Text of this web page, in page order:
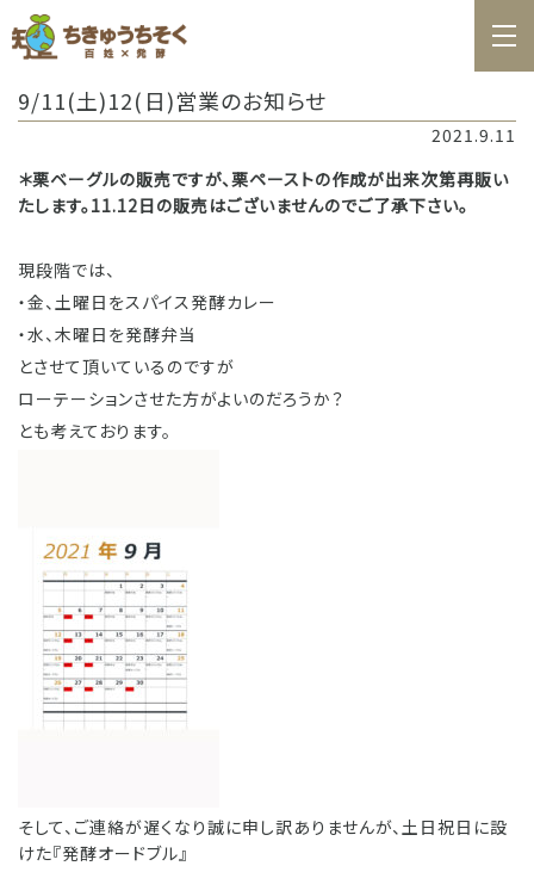
百姓日記
お知らせ
商品の購入
9/11(土)12(日)営業のお知らせ
2021.9.11
＊栗ベーグルの販売ですが、栗ペーストの作成が出来次第再販い
たします。11.12日の販売はございませんのでご了承下さい。
現段階では、
・金、土曜日をスパイス発酵カレー
・水、木曜日を発酵弁当
とさせて頂いているのですが
ローテーションさせた方がよいのだろうか？
とも考えております。
そして、ご連絡が遅くなり誠に申し訳ありませんが、土日祝日に設
けた『発酵オードブル』